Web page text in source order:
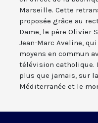
Marseille. Cette
proposée grâce au
Dame, le père Olivier
Jean-Marc Aveline,
moyens en commun
télévision catholique.
plus que jamais, sur
Méditerranée et le